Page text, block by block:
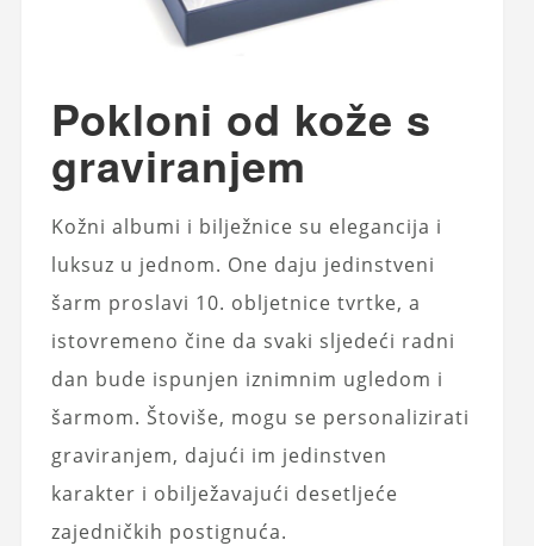
Pokloni od kože s
graviranjem
Kožni albumi i bilježnice su elegancija i
luksuz u jednom. One daju jedinstveni
šarm proslavi 10. obljetnice tvrtke, a
istovremeno čine da svaki sljedeći radni
dan bude ispunjen iznimnim ugledom i
šarmom. Štoviše, mogu se personalizirati
graviranjem, dajući im jedinstven
karakter i obilježavajući desetljeće
zajedničkih postignuća.